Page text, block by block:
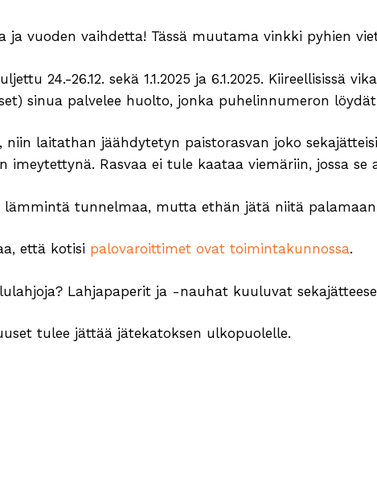
ja vuoden vaihdetta! Tässä muutama vinkki pyhien
24.-26.12. sekä 1.1.2025 ja 6.1.2025. Kiireellisissä
sinua palvelee huolto, jonka puhelinnumeron löydät
laitathan jäähdytetyn paistorasvan joko
imeytettynä. Rasvaa ei tule kaataa viemäriin, jossa se
tunnelmaa, mutta ethän jätä niitä
että kotisi palovaroittimet ovat toimintakunnossa.
Lahjapaperit ja -nauhat kuuluvat
tulee jättää jätekatoksen ulkopuolelle.